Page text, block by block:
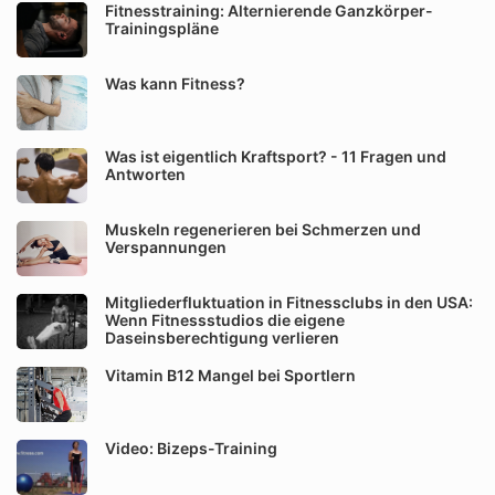
Fitnesstraining: Alternierende Ganzkörper-
Trainingspläne
Was kann Fitness?
Was ist eigentlich Kraftsport? - 11 Fragen und
Antworten
Muskeln regenerieren bei Schmerzen und
Verspannungen
Mitgliederfluktuation in Fitnessclubs in den USA:
Wenn Fitnessstudios die eigene
Daseinsberechtigung verlieren
Vitamin B12 Mangel bei Sportlern
Video: Bizeps-Training